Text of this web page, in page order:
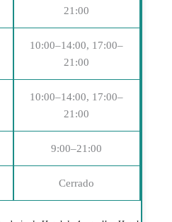
21:00
10:00–14:00, 17:00–
21:00
10:00–14:00, 17:00–
21:00
9:00–21:00
Cerrado